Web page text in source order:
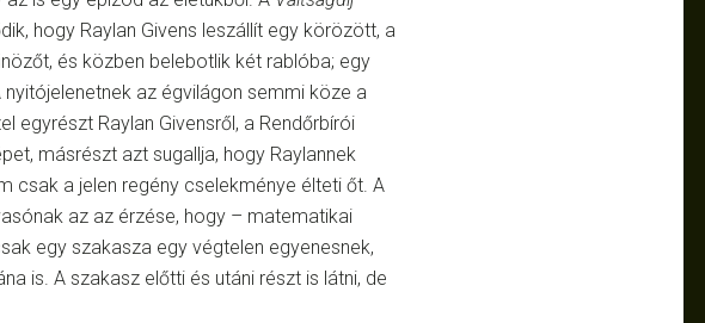
hogy Raylan Givens leszállít egy körözött, a
és közben belebotlik két rablóba; egy
nyitójelenetnek az égvilágon semmi köze a
egyrészt Raylan Givensről, a Rendőrbírói
másrészt azt sugallja, hogy Raylannek
csak a jelen regény cselekménye élteti őt. A
az az érzése, hogy – matematikai
egy szakasza egy végtelen egyenesnek,
is. A szakasz előtti és utáni részt is látni, de